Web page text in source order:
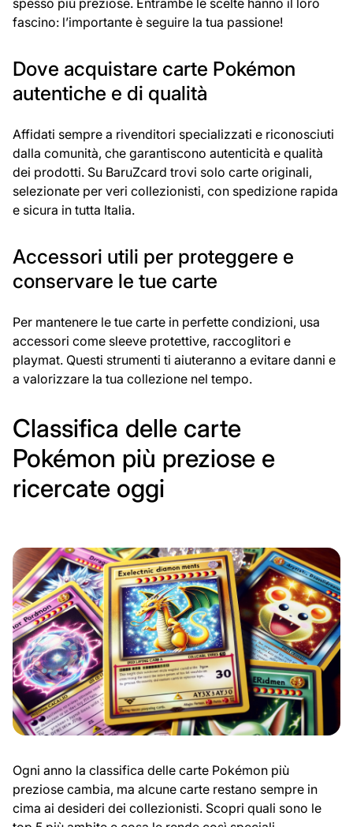
spesso più preziose. Entrambe le scelte hanno il loro
fascino: l’importante è seguire la tua passione!
Dove acquistare carte Pokémon
autentiche e di qualità
Affidati sempre a rivenditori specializzati e riconosciuti
dalla comunità, che garantiscono autenticità e qualità
dei prodotti. Su BaruZcard trovi solo carte originali,
selezionate per veri collezionisti, con spedizione rapida
e sicura in tutta Italia.
Accessori utili per proteggere e
conservare le tue carte
Per mantenere le tue carte in perfette condizioni, usa
accessori come sleeve protettive, raccoglitori e
playmat. Questi strumenti ti aiuteranno a evitare danni e
a valorizzare la tua collezione nel tempo.
Classifica delle carte
Pokémon più preziose e
ricercate oggi
Ogni anno la classifica delle carte Pokémon più
preziose cambia, ma alcune carte restano sempre in
cima ai desideri dei collezionisti. Scopri quali sono le